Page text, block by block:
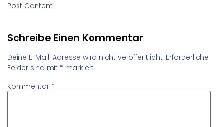
Post Content
Schreibe Einen Kommentar
Deine E-Mail-Adresse wird nicht veröffentlicht. Erforderliche
Felder sind mit * markiert
Kommentar *